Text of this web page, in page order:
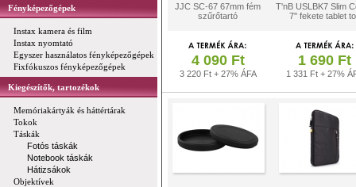
Fényképezőgépek
Instax kamera és film
Instax nyomtató
Egyszer használatos fényképezőgépek
Fixfókuszos fényképezőgépek
Kiegészítők, tartozékok
Memóriakártyák és háttértárak
Tokok
Táskák
Fotós táskák
Notebook táskák
Hátizsákok
Objektívek
JJC SC-67 67mm fém
szűrőtartó
T'nB USLBK7 Slim
7'' fekete tablet
4 090 Ft
3 220 Ft + 27% ÁFA
1 690 Ft
1 331 Ft + 27%